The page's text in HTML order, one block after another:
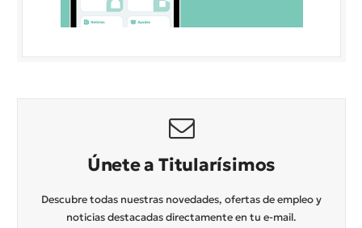
Únete a Titularísimos
Descubre todas nuestras novedades, ofertas de empleo y
noticias destacadas directamente en tu e-mail.